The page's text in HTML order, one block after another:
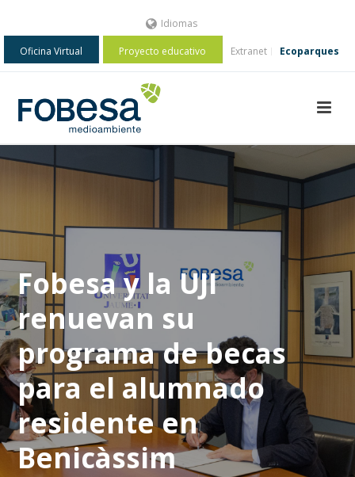
Idiomas
Oficina Virtual Proyecto educativo Extranet Ecoparques
Fobesa y la UJI
renuevan su
programa de becas
para el alumnado
residente en
Benicàssim